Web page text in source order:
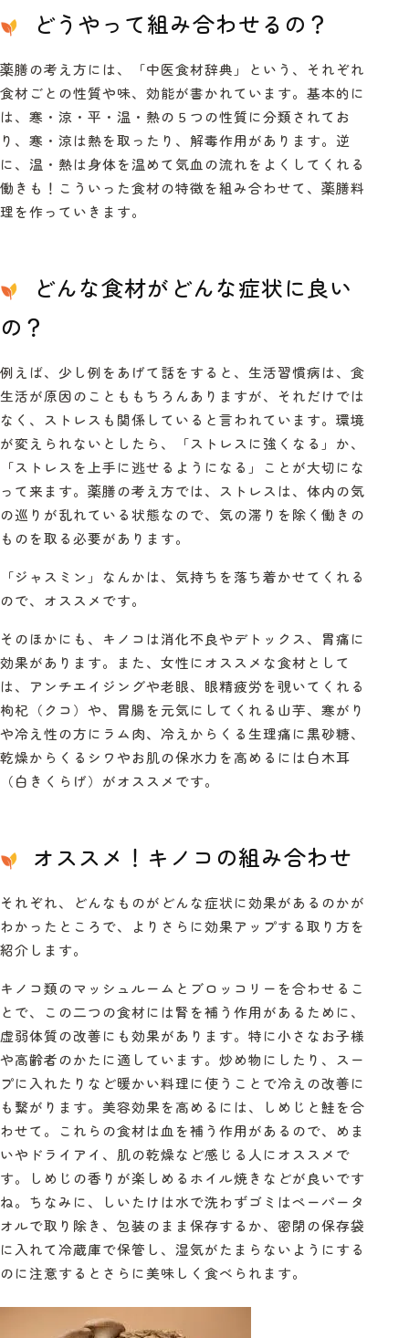
どうやって組み合わせるの？
薬膳の考え方には、「中医食材辞典」という、それぞれ
食材ごとの性質や味、効能が書かれています。基本的に
は、寒・涼・平・温・熱の５つの性質に分類されてお
り、寒・涼は熱を取ったり、解毒作用があります。逆
に、温・熱は身体を温めて気血の流れをよくしてくれる
働きも！こういった食材の特徴を組み合わせて、薬膳料
理を作っていきます。
どんな食材がどんな症状に良い
の？
例えば、少し例をあげて話をすると、生活習慣病は、食
生活が原因のことももちろんありますが、それだけでは
なく、ストレスも関係していると言われています。環境
が変えられないとしたら、「ストレスに強くなる」か、
「ストレスを上手に逃せるようになる」ことが大切にな
って来ます。 薬膳の考え方では、ストレスは、体内の気
の巡りが乱れている状態なので、気の滞りを除く働きの
ものを取る必要があります。
「ジャスミン」なんかは、気持ちを落ち着かせてくれる
ので、オススメです。
そのほかにも、キノコは消化不良やデトックス、胃痛に
効果があります。また、女性にオススメな食材として
は、アンチエイジングや老眼、眼精疲労を覗いてくれる
枸杞（クコ）や、胃腸を元気にしてくれる山芋、寒がり
や冷え性の方にラム肉、冷えからくる生理痛に黒砂糖、
乾燥からくるシワやお肌の保水力を高めるには白木耳
（白きくらげ）がオススメです。
オススメ！キノコの組み合わせ
それぞれ、どんなものがどんな症状に効果があるのかが
わかったところで、よりさらに効果アップする取り方を
紹介します。
キノコ類のマッシュルームとブロッコリーを合わせるこ
とで、この二つの食材には腎を補う作用があるために、
虚弱体質の改善にも効果があります。特に小さなお子様
や高齢者のかたに適しています。炒め物にしたり、スー
プに入れたりなど暖かい料理に使うことで冷えの改善に
も繋がります。美容効果を高めるには、しめじと鮭を合
わせて。これらの食材は血を補う作用があるので、めま
いやドライアイ、肌の乾燥など感じる人にオススメで
す。しめじの香りが楽しめるホイル焼きなどが良いです
ね。ちなみに、しいたけは水で洗わずゴミはペーパータ
オルで取り除き、包装のまま保存するか、密閉の保存袋
に入れて冷蔵庫で保管し、湿気がたまらないようにする
のに注意するとさらに美味しく食べられます。